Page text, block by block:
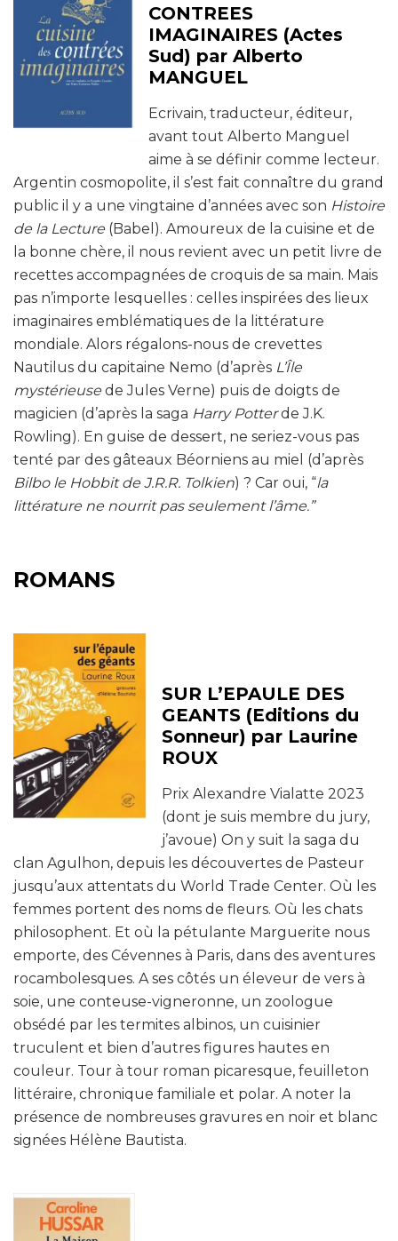
CONTREES
IMAGINAIRES (Actes
Sud) par Alberto
MANGUEL
Ecrivain, traducteur, éditeur,
avant tout Alberto Manguel
aime à se définir comme lecteur.
Argentin cosmopolite, il s’est fait connaître du grand
public il y a une vingtaine d’années avec son Histoire
de la Lecture (Babel). Amoureux de la cuisine et de
la bonne chère, il nous revient avec un petit livre de
recettes accompagnées de croquis de sa main. Mais
pas n’importe lesquelles : celles inspirées des lieux
imaginaires emblématiques de la littérature
mondiale. Alors régalons-nous de crevettes
Nautilus du capitaine Nemo (d’après L’Île
mystérieuse de Jules Verne) puis de doigts de
magicien (d’après la saga Harry Potterde J.K.
Rowling). En guise de dessert, ne seriez-vous pas
tenté par des gâteaux Béorniens au miel (d’après
Bilbo le Hobbit de J.R.R. Tolkien) ? Car oui, “la
littérature ne nourrit pas seulement l’âme.”
ROMANS
SUR L’EPAULE DES
GEANTS (Editions du
Sonneur) par Laurine
ROUX
Prix Alexandre Vialatte 2023
(dont je suis membre du jury,
j’avoue) On y suit la saga du
clan Agulhon, depuis les découvertes de Pasteur
jusqu’aux attentats du World Trade Center. Où les
femmes portent des noms de fleurs. Où les chats
philosophent. Et où la pétulante Marguerite nous
emporte, des Cévennes à Paris, dans des aventures
rocambolesques. A ses côtés un éleveur de vers à
soie, une conteuse-vigneronne, un zoologue
obsédé par les termites albinos, un cuisinier
truculent et bien d’autres figures hautes en
couleur. Tour à tour roman picaresque, feuilleton
littéraire, chronique familiale et polar. A noter la
présence de nombreuses gravures en noir et blanc
signées Hélène Bautista.